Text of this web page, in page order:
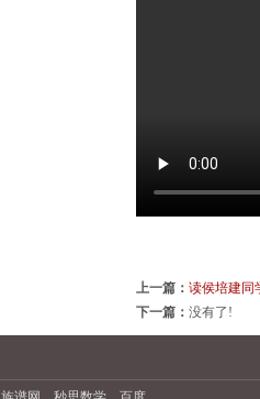
上一篇： 读侯培建同
下一篇： 没有了!